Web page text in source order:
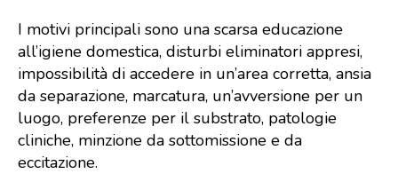
I motivi principali sono una scarsa educazione
all’igiene domestica, disturbi eliminatori appresi,
impossibilità di accedere in un’area corretta, ansia
da separazione, marcatura, un’avversione per un
luogo, preferenze per il substrato, patologie
cliniche, minzione da sottomissione e da
eccitazione.